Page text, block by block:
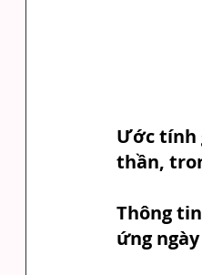
Ước tính
thần,
Thông
ứng